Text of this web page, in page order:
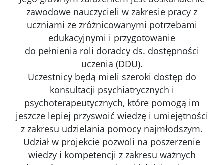
zawodowe nauczycieli w zakresie pracy z
uczniami ze zróżnicowanymi potrzebami
edukacyjnymi i przygotowanie
do pełnienia roli doradcy ds. dostępności
uczenia (DDU).
Uczestnicy będą mieli szeroki dostęp do
konsultacji psychiatrycznych i
psychoterapeutycznych, które pomogą im
jeszcze lepiej przyswoić wiedzę i umiejętności
z zakresu udzielania pomocy najmłodszym.
Udział w projekcie pozwoli na poszerzenie
wiedzy i kompetencji z zakresu ważnych